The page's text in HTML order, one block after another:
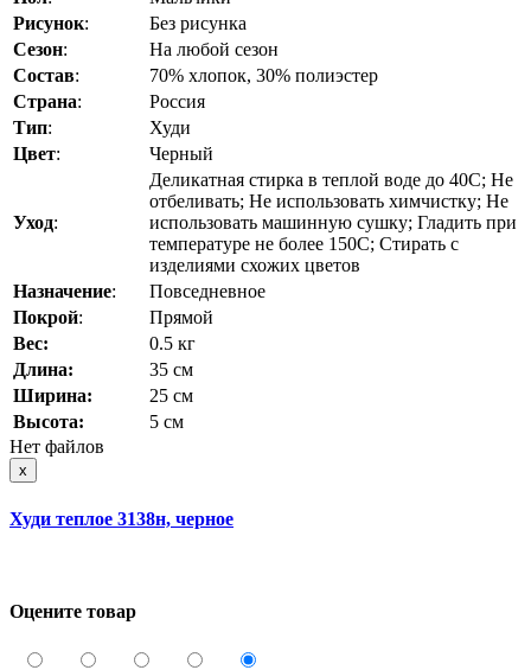
Рисунок:
Без рисунка
Сезон:
На любой сезон
Состав:
70% хлопок, 30% полиэстер
Страна:
Россия
Тип:
Худи
Цвет: Черный
Уход:
Деликатная стирка в теплой воде до 40C; Не
отбеливать; Не использовать химчистку; Не
использовать машинную сушку; Гладить при
температуре не более 150C; Стирать с
изделиями схожих цветов
Назначение:
Повседневное
Покрой:
Прямой
Вес:
0.5 кг
Длина:
35 см
Ширина:
25 см
Высота:
5 см
Нет файлов
x
Худи теплое 3138н, черное
Оцените товар